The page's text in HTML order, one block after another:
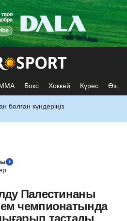
Бокс Хоккей Күрес Өзге
болған күндеріңіз
Палестинаны
чемпионатында
тастады